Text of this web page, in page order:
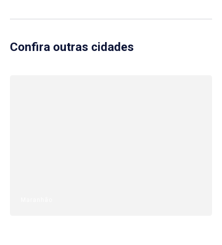
Confira outras cidades